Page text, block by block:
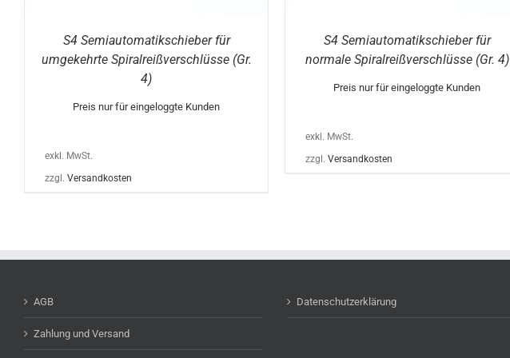
S4 Semiautomatikschieber für
umgekehrte Spiralreißverschlüsse (Gr.
4)
Preis nur für eingeloggte Kunden
exkl. MwSt.
zzgl. Versandkosten
S4 Semiautomatikschieber für
normale Spiralreißverschlüsse (Gr. 4)
Preis nur für eingeloggte Kunden
exkl. MwSt.
zzgl. Versandkosten
AGB
Zahlung und Versand
Datenschutzerklärung